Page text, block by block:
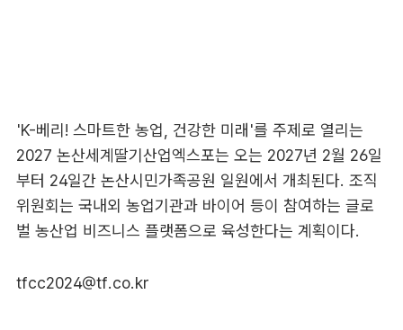
'K-베리! 스마트한 농업, 건강한 미래'를 주제로 열리는
2027 논산세계딸기산업엑스포는 오는 2027년 2월 26일
부터 24일간 논산시민가족공원 일원에서 개최된다. 조직
위원회는 국내외 농업기관과 바이어 등이 참여하는 글로
벌 농산업 비즈니스 플랫폼으로 육성한다는 계획이다.
tfcc2024@tf.co.kr